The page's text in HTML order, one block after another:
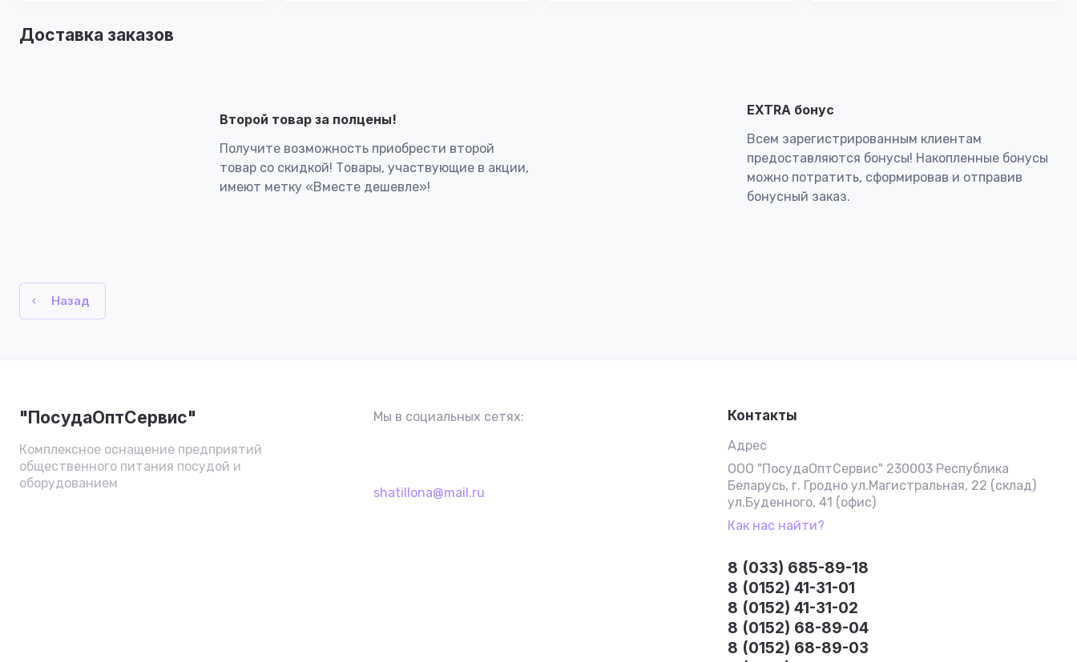
Доставка заказов
Второй товар за полцены!
Получите возможность приобрести второй
товар со скидкой! Товары, участвующие в акции,
имеют метку «Вместе дешевле»!
EXTRA бонус
Всем зарегистрированным клиентам
предоставляются бонусы! Накопленные бонусы
можно потратить, сформировав и отправив
бонусный заказ.
Назад
"ПосудаОптСервис"
Комплексное оснащение предприятий
общественного питания посудой и
оборудованием
Мы в социальных сетях:
shatillona@mail.ru
Контакты
Адрес
ООО "ПосудаОптСервис" 230003 Республика
Беларусь, г. Гродно ул.Магистральная, 22 (склад)
ул.Буденного, 41 (офис)
Как нас найти?
8 (033) 685-89-18
8 (0152) 41-31-01
8 (0152) 41-31-02
8 (0152) 68-89-04
8 (0152) 68-89-03